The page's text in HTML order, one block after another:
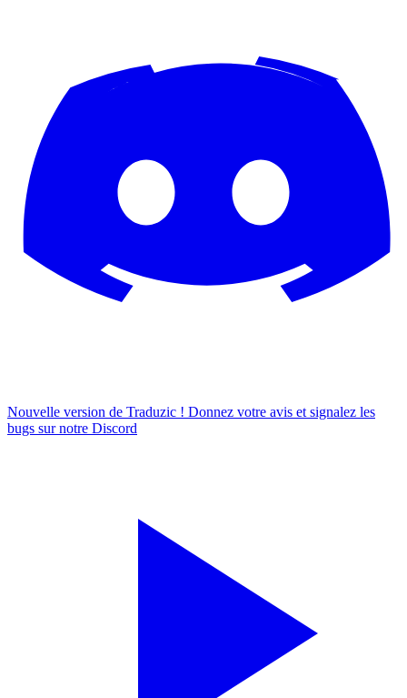
Nouvelle version de Traduzic ! Donnez votre avis et signalez les
bugs sur notre Discord